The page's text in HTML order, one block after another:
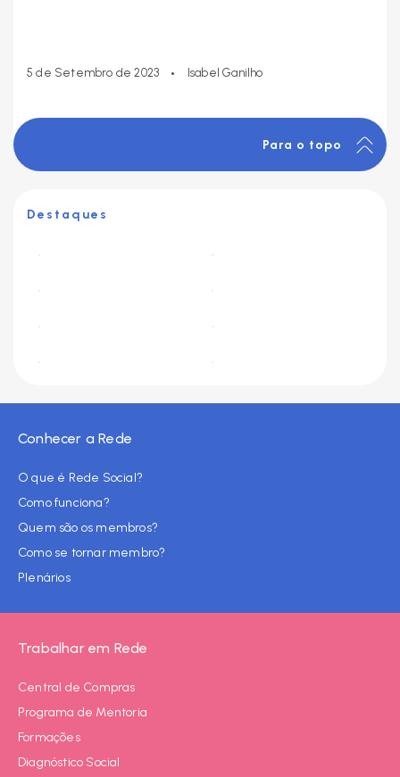
5 de Setembro de 2023 • Isabel Ganilho
Para o topo
Destaques
Conhecer a Rede
O que é Rede Social?
Como funciona?
Quem são os membros?
Como se tornar membro?
Plenários
Trabalhar em Rede
Central de Compras
Programa de Mentoria
Formações
Diagnóstico Social